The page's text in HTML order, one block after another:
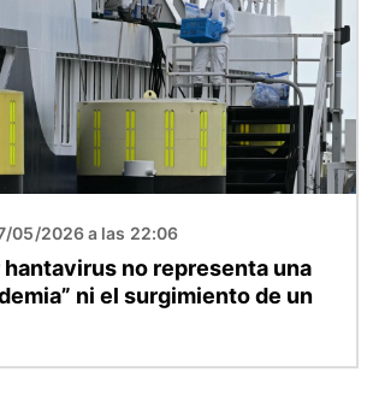
05/2026 a las 22:06
hantavirus no representa una
ni el surgimiento de un